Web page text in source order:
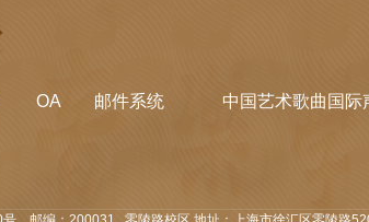
OA 邮件系统 中国艺术歌曲国际